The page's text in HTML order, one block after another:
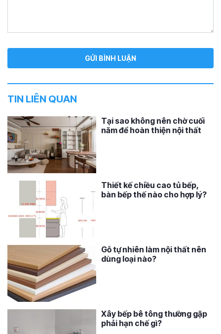
TIN LIÊN QUAN
Tại sao không nên chờ cuối
năm để hoàn thiện nội thất
Thiết kế chiều cao tủ bếp,
bàn bếp thế nào cho hợp lý?
Gỗ tự nhiên làm nội thất nên
dùng loại nào?
Xây bếp bê tông thường gặp
phải hạn chế gì?